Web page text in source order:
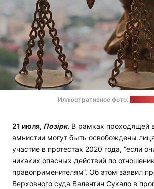
Иллюстративное фото:
21 июля, Позірк. В рамках проходящей
амнистии могут быть освобождены
участие в протестах 2020 года, “если
никаких опасных действий по
правоприменителям“. Об этом заявил
Верховного суда Валентин Сукало в